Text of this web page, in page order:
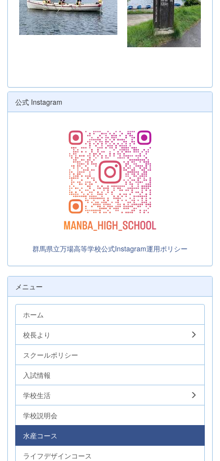
公式 Instagram
群馬県立万場高等学校公式Instagram運用ポリシー
メニュー
ホーム
校長より
スクールポリシー
入試情報
学校生活
学校説明会
水産コース
ライフデザインコース